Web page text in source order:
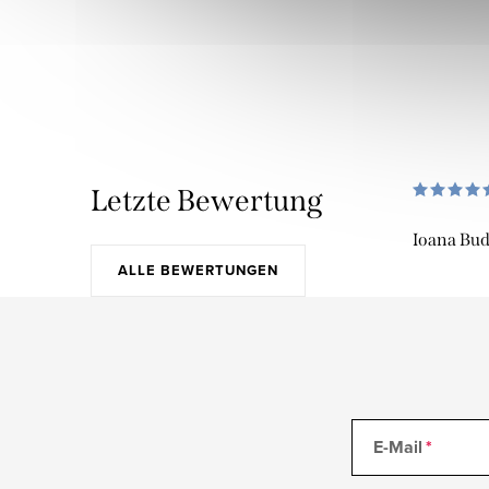
Letzte Bewertung
ALLE BEWERTUNGEN
Ioana
E-Mail